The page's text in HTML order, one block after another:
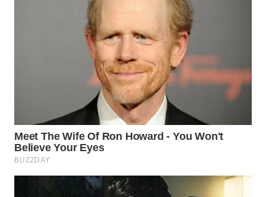
KARAWANG
WN